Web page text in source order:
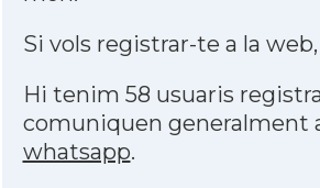
Si vols registrar-te a la web,
Hi tenim 58 usuaris
comuniquen generalment
whatsapp.